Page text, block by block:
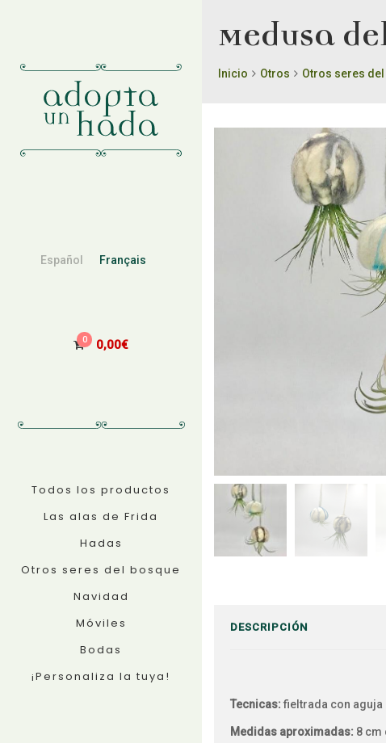
Español Français
0 0,00€
Todos los productos
Las alas de Frida
Hadas
Otros seres del bosque
Navidad
Móviles
Bodas
¡Personaliza la tuya!
Medusa
Inicio Otros Otros seres
DESCRIPCIÓN
Tecnicas: fieltrada con aguja
Medidas aproximadas: 8 cm